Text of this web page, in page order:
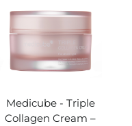
Medicube - Triple
Collagen Cream –